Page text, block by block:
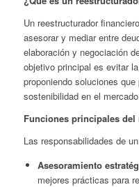
Un reestructurador
asesorar y mediar entre
elaboración y negociación
objetivo principal es evitar
proponiendo soluciones
sostenibilidad en el
Funciones principales
Las responsabilidades de
Asesoramiento
mejores prácticas para